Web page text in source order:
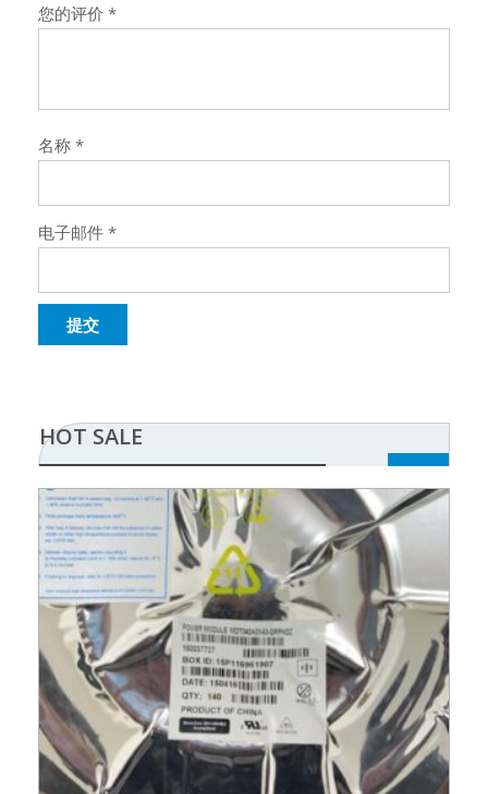
您的评价 *
名称 *
电子邮件 *
HOT SALE